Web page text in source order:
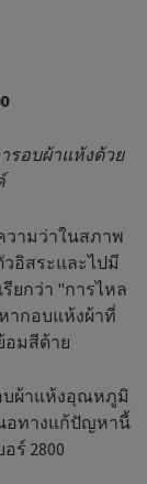
รอบผ้าแห้งด้วย
วามว่าในสภาพ
อิสระและไปมี
ยกว่า "การไหล
ากอบแห้งผ้าที่
มสีด้าย
บผ้าแห้งอุณหภูมิ
อทางแก้ปัญหานี้
ร์ 2800